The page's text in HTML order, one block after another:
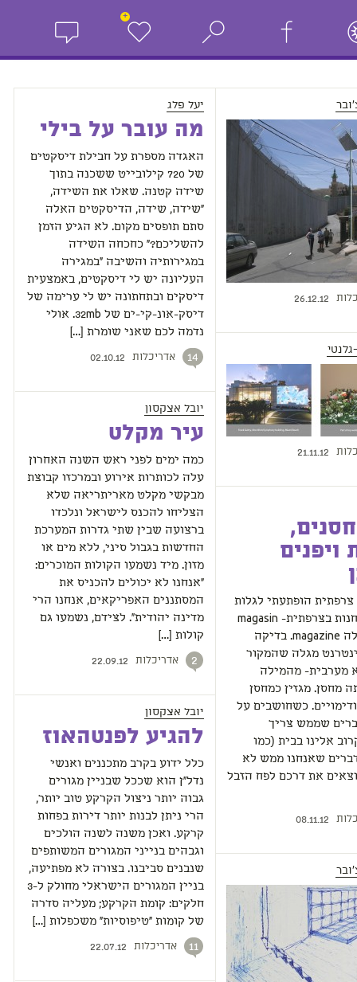
+
26.12.12
21.11.12
ויפנים
הופתעתי לגלות
שהמילה חנות בצרפתית- magasin
דומה למילה magazine. בדיקה
מגלה שהמקור
מערבית- מהמילה
מחסן. מגזין כמחסן
ודימויים. כשחושבים על
שממש צריך
אלינו בבית (כמו
שאנחנו ממש לא
את דרכם לפח הזבל
08.11.12
יעל פלג
מה עובר על בילי
האגדה מספרת על חבילת דיסקטים
של 720 קילובייט ששכנה בתוך
שידה קטנה. שאלו את השידה,
"שידה, שידה, הדיסקטים האלה
סתם תופסים מקום. לא הגיע הזמן
להשליכם?" כחכחה השידה
במגירותיה והשיבה "במגירה
העליונה יש לי דיסקטים, באמצעית
דיסקים ובתחתונה יש לי ערימה של
דיסק-אונ-קי-ים של 32mb. אולי
נדמה לכם שאני שומרת […]
14 אדריכלות 02.10.12
יובל אצקסון
עיר מקלט
כמה ימים לפני ראש השנה האחרון
עלה לכותרות אירוע ובמרכזו קבוצת
מבקשי מקלט מאריתריאה שלא
הצליחו להכנס לישראל ונלכדו
ברצועה שבין שתי גדרות המערכת
החדשות בגבול סיני, ללא מים או
מזון. מיד נשמעו הקולות המוכרים:
"אנחנו לא יכולים להכניס את
המסתננים האפריקאים, אנחנו הרי
מדינה יהודית". לצידם, נשמעו גם
קולות […]
2 אדריכלות 22.09.12
יובל אצקסון
להגיע לפנטהאוז
כלל ידוע בקרב מתכננים ואנשי
נדל"ן הוא שככל שבניין מגורים
גבוה יותר ניצול הקרקע טוב יותר,
הרי ניתן לבנות יותר דירות בפחות
קרקע. ואכן משנה לשנה הולכים
וגבהים בנייני המגורים המשותפים
שנבנים סביבנו. בצורה לא מפתיעה,
בניין המגורים הישראלי מחולק ל-3
חלקים: קומת הקרקע; מעליה סדרה
של קומות "טיפוסיות" משכפלות […]
11 אדריכלות 22.07.12